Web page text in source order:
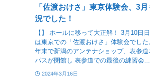
「佐渡おけさ」東京体験会、3
況でした！
【】 ホールに移って大正解！ 3月10日
は東京での「佐渡おけさ」体験会でし
年末で新潟のアンテナショップ、表参道
パスが閉館し 表参道での最後の練習会...
2024年3月16日